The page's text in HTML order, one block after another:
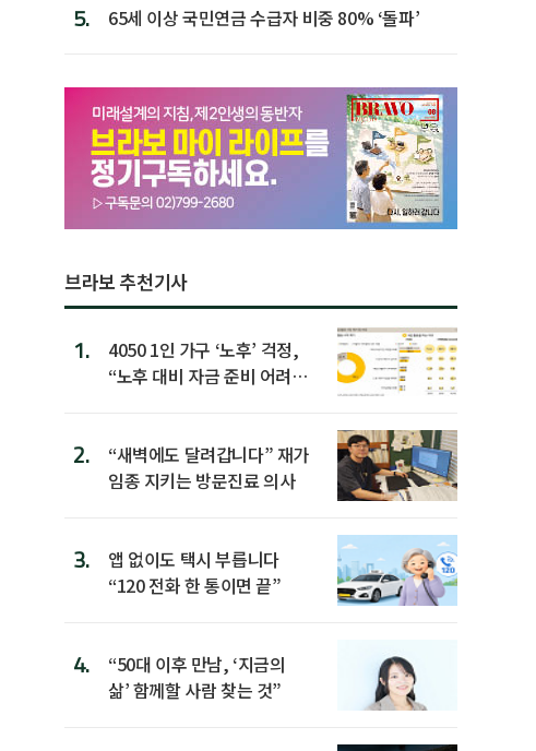
5. 65세 이상 국민연금 수급자 비중 80% ‘돌파’
브라보 추천기사
1.
4050 1인 가구 ‘노후’ 걱정,
“노후 대비 자금 준비 어려
2.
“새벽에도 달려갑니다” 재가
임종 지키는 방문진료 의사
3.
앱 없이도 택시 부릅니다
“120 전화 한 통이면 끝”
4.
“50대 이후 만남, ‘지금의
삶’ 함께할 사람 찾는 것”